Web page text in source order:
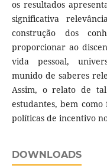
os resultados
significativa
construção dos
proporcionar ao
vida pessoal,
munido de saberes
Assim, o relato de
estudantes, bem
políticas de incentivo
DOWNLOADS